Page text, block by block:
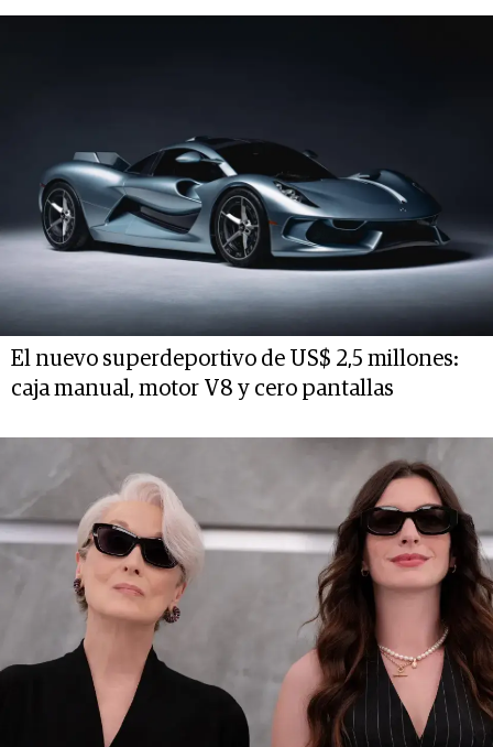
El nuevo superdeportivo de US$ 2,5 millones:
caja manual, motor V8 y cero pantallas